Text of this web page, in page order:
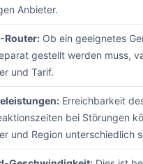
Anbieter.
Router: Ob ein geeignetes
gestellt werden muss,
und Tarif.
Erreichbarkeit
bei Störungen
und Region unterschiedlich